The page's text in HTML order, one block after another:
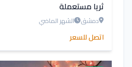
ثريا مستعملة
دمشق الشهر الماضي
اتصل للسعر